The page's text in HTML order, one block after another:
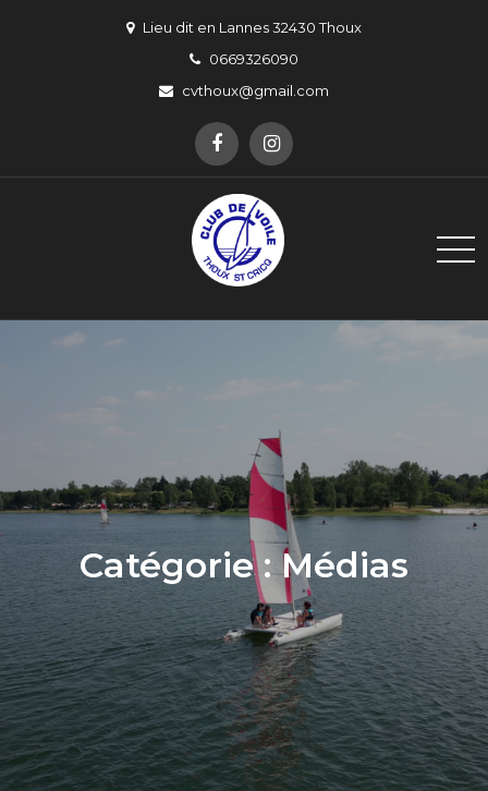
Lieu dit en Lannes 32430 Thoux
0669326090
cvthoux@gmail.com
Club de Voile de Thoux Saint-
Un pour Thoux, Thoux pour un !
Catégorie :Médias